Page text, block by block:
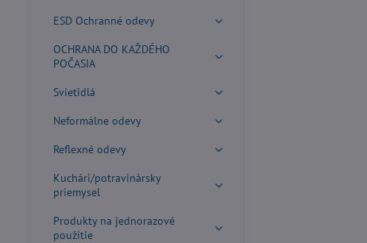
ESD Ochranné odevy
OCHRANA DO KAŽDÉHO
POČASIA
Svietidlá
Neformálne odevy
Reflexné odevy
Kuchári/potravinársky
priemysel
Produkty na jednorazové
použitie